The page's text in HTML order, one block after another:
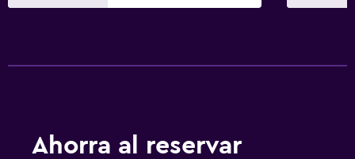
Ahorra al reservar